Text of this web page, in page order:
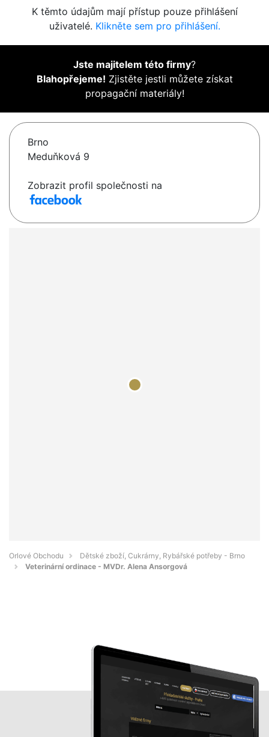
K těmto údajům mají přístup pouze přihlášení
uživatelé. Klikněte sem pro přihlášení.
Jste majitelem této firmy?
Blahopřejeme! Zjistěte jestli můžete získat
propagační materiály!
Brno
Meduňková 9
Zobrazit profil společnosti na
Orlové Obchodu
Dětské zboží, Cukrárny, Rybářské potřeby - Brno
Veterinární ordinace - MVDr. Alena Ansorgová